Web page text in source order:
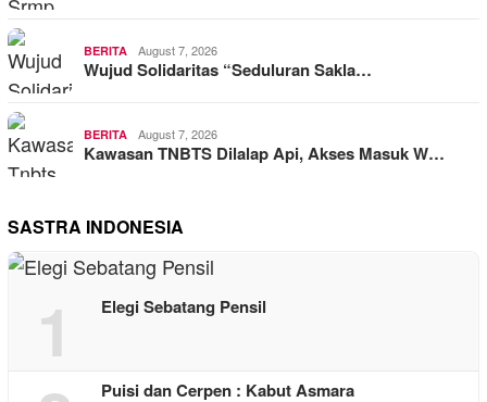
BERITA August 7, 2026
Wujud Solidaritas “Seduluran Sakla…
BERITA August 7, 2026
Kawasan TNBTS Dilalap Api, Akses Masuk W…
SASTRA INDONESIA
1 Elegi Sebatang Pensil
Puisi dan Cerpen : Kabut Asmara